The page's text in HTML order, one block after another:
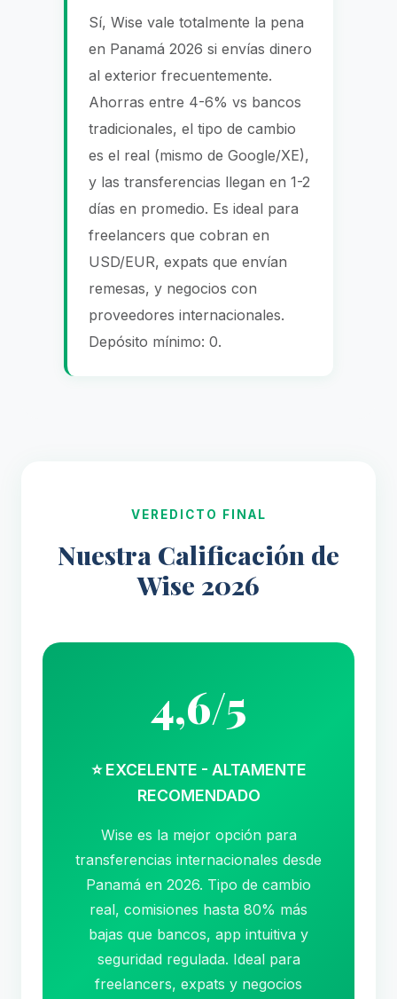
Sí, Wise vale totalmente la pena
en Panamá 2026 si envías dinero
al exterior frecuentemente.
Ahorras entre 4-6% vs bancos
tradicionales, el tipo de cambio
es el real (mismo de Google/XE),
y las transferencias llegan en 1-2
días en promedio. Es ideal para
freelancers que cobran en
USD/EUR, expats que envían
remesas, y negocios con
proveedores internacionales.
Depósito mínimo: 0.
VEREDICTO FINAL
Nuestra Calificación de
Wise 2026
4,6/5
⭐ EXCELENTE - ALTAMENTE
RECOMENDADO
Wise es la mejor opción para
transferencias internacionales desde
Panamá en 2026. Tipo de cambio
real, comisiones hasta 80% más
bajas que bancos, app intuitiva y
seguridad regulada. Ideal para
freelancers, expats y negocios